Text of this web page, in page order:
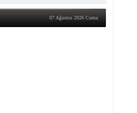
07 Ağustos 2026 Cuma